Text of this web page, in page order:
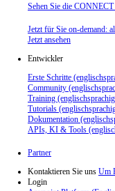
Sehen Sie die
Jetzt für Sie on-demand:
Jetzt ansehen
Entwickler
Erste Schritte
Community
Training
Tutorials
Dokumentation
APIs, KI & Tools
Partner
Kontaktieren Sie uns Um
Login